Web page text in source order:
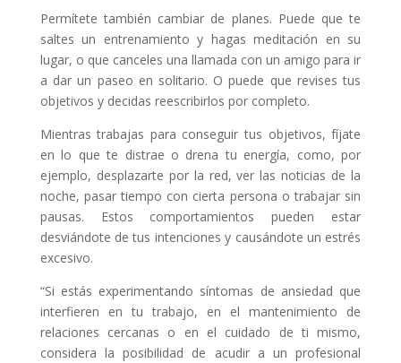
Permítete también cambiar de planes. Puede que te
saltes un entrenamiento y hagas meditación en su
lugar, o que canceles una llamada con un amigo para ir
a dar un paseo en solitario. O puede que revises tus
objetivos y decidas reescribirlos por completo.
Mientras trabajas para conseguir tus objetivos, fíjate
en lo que te distrae o drena tu energía, como, por
ejemplo, desplazarte por la red, ver las noticias de la
noche, pasar tiempo con cierta persona o trabajar sin
pausas. Estos comportamientos pueden estar
desviándote de tus intenciones y causándote un estrés
excesivo.
“Si estás experimentando síntomas de ansiedad que
interfieren en tu trabajo, en el mantenimiento de
relaciones cercanas o en el cuidado de ti mismo,
considera la posibilidad de acudir a un profesional